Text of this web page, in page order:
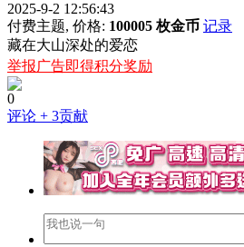
2025-9-2 12:56:43
付费主题, 价格: 100005 枚金币 记录
藏在大山深处的爱恋
举报广告即得积分奖励
0
评论 + 3贡献